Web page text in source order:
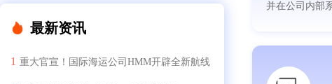
最新资讯
重大官宣！国际海运公司HMM开辟全新航线
并在公司内部